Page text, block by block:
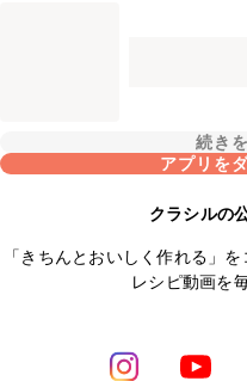
続き
アプリを
クラシルの
「きちんとおいしく作れる」
レシピ動画を